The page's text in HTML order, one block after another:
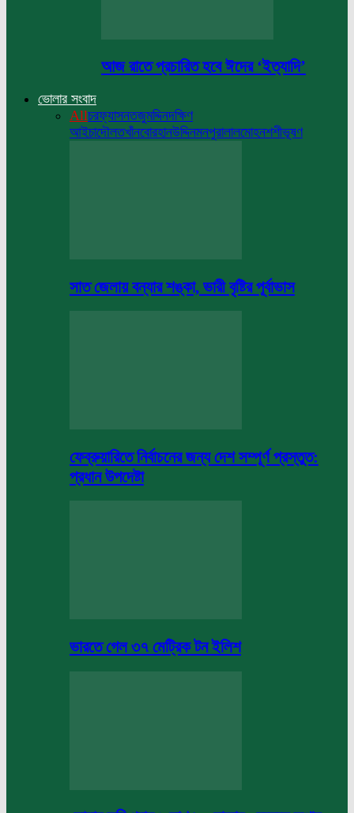
আজ রাতে প্রচারিত হবে ঈদের ‘ইত্যাদি’
ভোলার সংবাদ
Allচরফ্যাসনতজুমদ্দিনদক্ষিণ
আইচাদৌলতখাঁনবোরহানউদ্দিনমনপুরালালমোহনশশীভূষণ
সাত জেলায় বন্যার শঙ্কা, ভারী বৃষ্টির পূর্বাভাস
ফেব্রুয়ারিতে নির্বাচনের জন্য দেশ সম্পূর্ণ প্রস্তুত:
প্রধান উপদেষ্টা
ভারতে গেল ৩৭ মেট্রিক টন ইলিশ